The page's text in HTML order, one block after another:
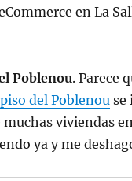
en La
Poblenou. Parece
del Poblenou se
viviendas
ya y me